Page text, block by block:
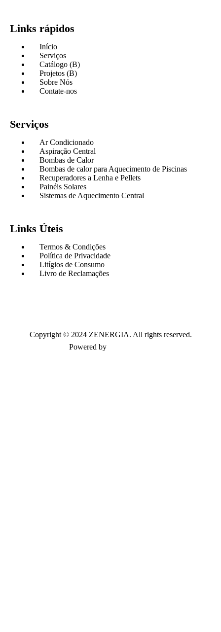
Links rápidos
Início
Serviços
Catálogo (B)
Projetos (B)
Sobre Nós
Contate-nos
Serviços
Ar Condicionado
Aspiração Central
Bombas de Calor
Bombas de calor para Aquecimento de Piscinas
Recuperadores a Lenha e Pellets
Painéis Solares
Sistemas de Aquecimento Central
Links Úteis
Termos & Condições
Política de Privacidade
Litígios de Consumo
Livro de Reclamações
Copyright © 2024 ZENERGIA. All rights reserved.
Powered by